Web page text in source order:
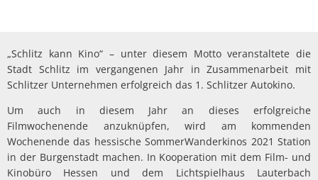
„Schlitz kann Kino“ – unter diesem Motto veranstaltete die
Stadt Schlitz im vergangenen Jahr in Zusammenarbeit mit
Schlitzer Unternehmen erfolgreich das 1. Schlitzer Autokino.
Um auch in diesem Jahr an dieses erfolgreiche
Filmwochenende anzuknüpfen, wird am kommenden
Wochenende das hessische SommerWanderkinos 2021 Station
in der Burgenstadt machen. In Kooperation mit dem Film- und
Kinobüro Hessen und dem Lichtspielhaus Lauterbach